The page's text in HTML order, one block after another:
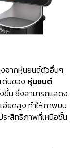
จากหุ่นยนต์ตัวอื่นๆ
ด่นของ หุ่นยนต์
ขึ้น ซึ่งสามารถแสดง
อียดสูง ทำให้ภาพบน
ระสิทธิภาพที่เหนือชั้น